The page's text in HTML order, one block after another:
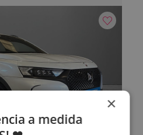
×
a medida